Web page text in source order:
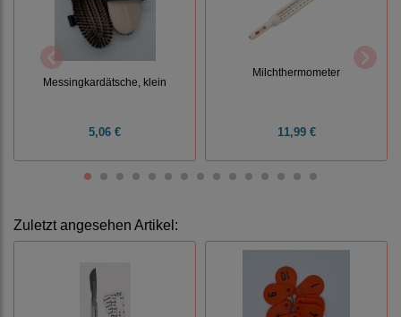
Messingkardätsche, klein
5,06 €
Milchthermometer
11,99 €
Zuletzt angesehen Artikel: